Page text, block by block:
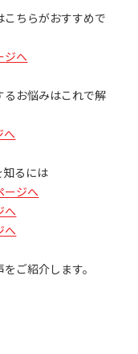
ちらがおすすめで
ジへ
お悩みはこれで解
へ
知るには
ージへ
へ
へ
ご紹介します。